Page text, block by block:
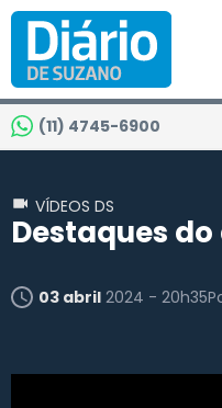
(11) 4745-6900
VÍDEOS DS
Destaques
03 abril 2024 - 20h35